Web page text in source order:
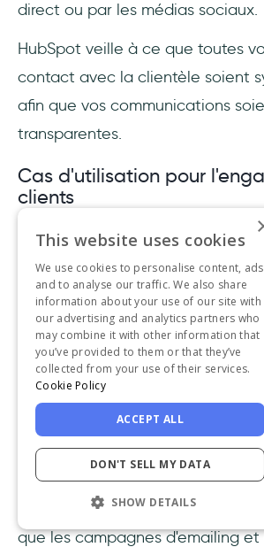
direct ou par les médias sociaux.
HubSpot veille à ce que toutes
contact avec la clientèle soient
afin que vos communications
transparentes.
Cas d'utilisation pour
clients
HubSpot améliore l'engagement
se concentrant sur la fourniture
personnalisées.
Grâce à sesoutils de CRMet de
robustes, HubSpot vous aide à
comportement et les
utilisateurs, ce qui vous permet
contenu sur mesure qui répond
individuels des clients.
automatisantles efforts de
que les campagnes d'emailing
This website uses cookies
We use cookies to personalise content, ads
and to analyse our traffic. We also share
information about your use of our site with
our advertising and analytics partners who
may combine it with other information that
you’ve provided to them or that they’ve
collected from your use of their services.
Cookie Policy
ACCEPT ALL
DON'T SELL MY DATA
SHOW DETAILS